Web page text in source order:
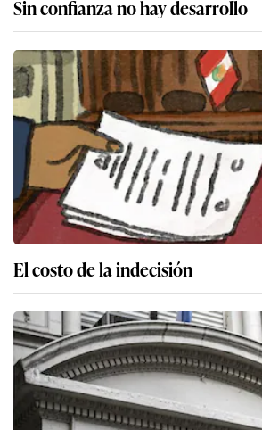
Sin confianza no hay desarrollo
El costo de la indecisión